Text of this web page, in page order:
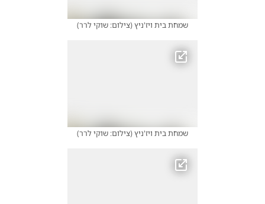
שמחת בית ויז'ניץ(צילום: שוקי לרר)
שמחת בית ויז'ניץ(צילום: שוקי לרר)